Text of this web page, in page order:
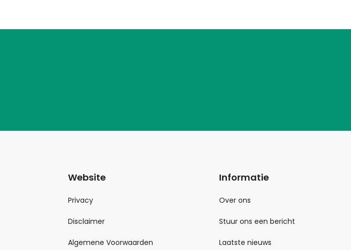
Website
Privacy
Disclaimer
Algemene Voorwaarden
Informatie
Over ons
Stuur ons een bericht
Laatste nieuws